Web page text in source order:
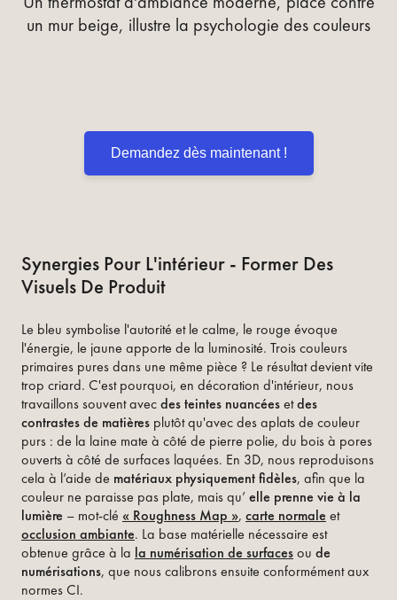
un mur beige, illustre la psychologie des couleurs
Demandez dès maintenant !
Synergies Pour L'intérieur - Former Des
Visuels De Produit
Le bleu symbolise l'autorité et le calme, le rouge évoque
l'énergie, le jaune apporte de la luminosité. Trois couleurs
primaires pures dans une même pièce ? Le résultat devient vite
trop criard. C'est pourquoi, en décoration d'intérieur, nous
travaillons souvent avecdes teintes nuancéesetdes
contrastes de matières plutôt qu'avec des aplats de couleur
purs : de la laine mate à côté de pierre polie, du bois à pores
ouverts à côté de surfaces laquées. En 3D, nous reproduisons
cela à l’aide de matériaux physiquement fidèles, afin que la
couleur ne paraisse pas plate, mais qu’elle prenne vie à la
lumière – mot-clé « Roughness Map », carte normale et
occlusion ambiante. La base matérielle nécessaire est
obtenue grâce à la la numérisation de surfacesou de
numérisations, que nous calibrons ensuite conformément aux
normes CI.